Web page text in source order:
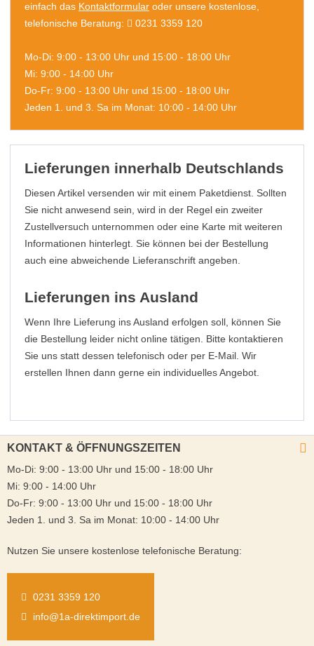
einfach das Kontaktformular oder unsere kostenlose,
telefonische Beratung:
0231 3359 120
Mo-Di: 9:00 - 13:00 Uhr und 15:00 - 18:00 Uhr
Mi: 9:00 - 14:00 Uhr
Do-Fr: 9:00 - 13:00 Uhr und 15:00 - 18:00 Uhr
Jeden 1. und 3. Sa im Monat: 10:00 - 14:00 Uhr
Lieferungen innerhalb Deutschlands
Diesen Artikel versenden wir mit einem Paketdienst. Sollten
Sie nicht anwesend sein, wird in der Regel ein zweiter
Zustellversuch unternommen oder eine Karte mit weiteren
Informationen hinterlegt. Sie können bei der Bestellung
auch eine abweichende Lieferanschrift angeben.
Lieferungen ins Ausland
Wenn Ihre Lieferung ins Ausland erfolgen soll, können Sie
die Bestellung leider nicht online tätigen. Bitte kontaktieren
Sie uns statt dessen telefonisch oder per E-Mail. Wir
erstellen Ihnen dann gerne ein individuelles Angebot.
KONTAKT & ÖFFNUNGSZEITEN
Mo-Di: 9:00 - 13:00 Uhr und 15:00 - 18:00 Uhr
Mi: 9:00 - 14:00 Uhr
Do-Fr: 9:00 - 13:00 Uhr und 15:00 - 18:00 Uhr
Jeden 1. und 3. Sa im Monat: 10:00 - 14:00 Uhr
Nutzen Sie unsere kostenlose telefonische Beratung:
0231 3359 120
info@1a-direktimport.de